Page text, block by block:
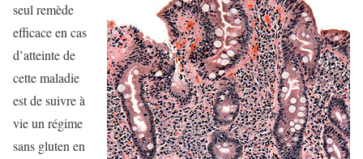
seul remède
efficace en cas
d’atteinte de
cette maladie
est de suivre à
vie un régime
sans gluten en